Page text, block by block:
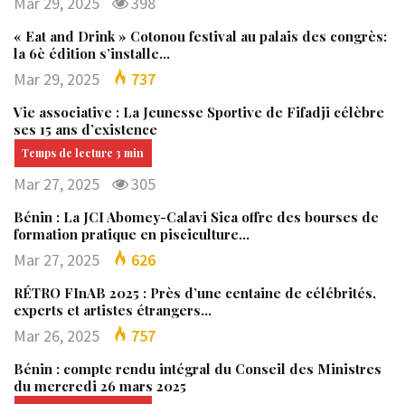
« Eat and Drink » Cotonou festival au palais des congrès:
la 6è édition s’installe…
Mar 29, 2025 737
Vie associative : La Jeunesse Sportive de Fifadji célèbre
ses 15 ans d’existence
Mar 27, 2025 305
Bénin : La JCI Abomey-Calavi Sica offre des bourses de
formation pratique en pisciculture…
Mar 27, 2025 626
RÉTRO FInAB 2025 : Près d’une centaine de célébrités,
experts et artistes étrangers…
Mar 26, 2025 757
Bénin : compte rendu intégral du Conseil des Ministres
du mercredi 26 mars 2025